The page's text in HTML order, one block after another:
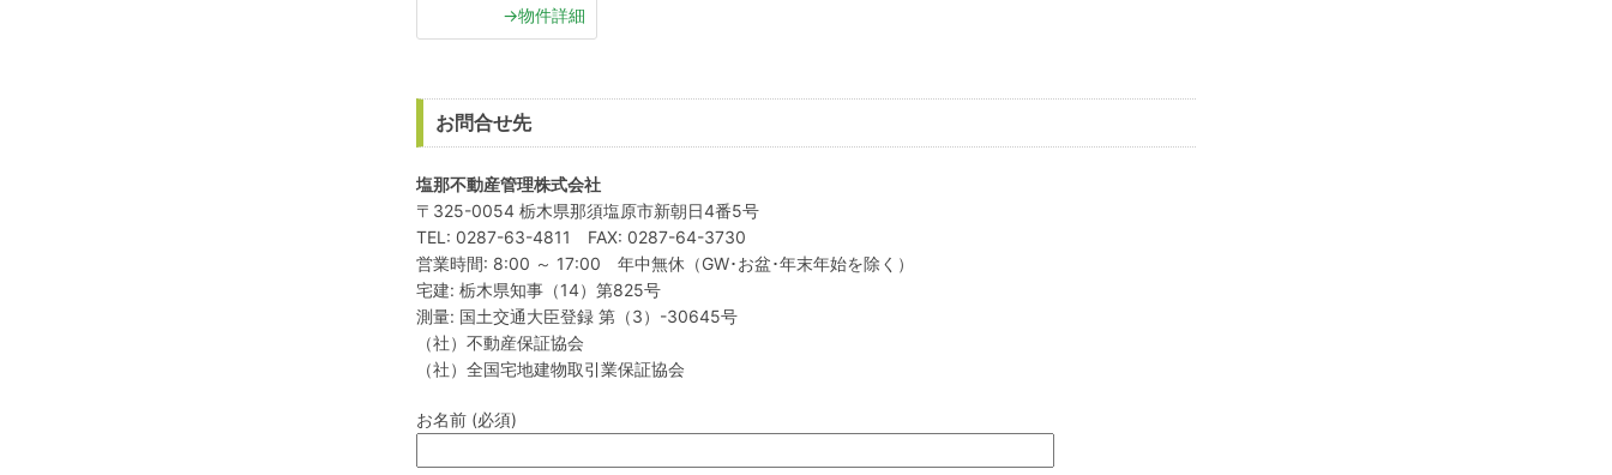
→物件詳細
お問合せ先
塩那不動産管理株式会社
〒325-0054 栃木県那須塩原市新朝日4番5号
TEL: 0287-63-4811 FAX: 0287-64-3730
営業時間: 8:00 ～ 17:00 年中無休（GW･お盆･年末年始を除く）
宅建: 栃木県知事（14）第825号
測量: 国土交通大臣登録 第（3）-30645号
（社）不動産保証協会
（社）全国宅地建物取引業保証協会
お名前 (必須)